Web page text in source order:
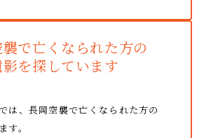
で亡くなられた方の
影を探しています
は、長岡空襲で亡くなられた方の
す。